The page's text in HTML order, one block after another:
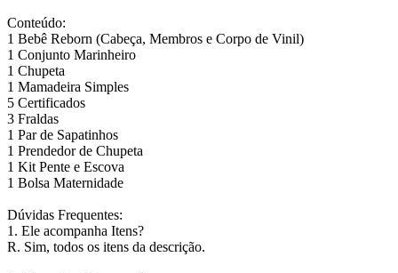
Conteúdo:
1 Bebê Reborn (Cabeça, Membros e Corpo de Vinil)
1 Conjunto Marinheiro
1 Chupeta
1 Mamadeira Simples
5 Certificados
3 Fraldas
1 Par de Sapatinhos
1 Prendedor de Chupeta
1 Kit Pente e Escova
1 Bolsa Maternidade
Dúvidas Frequentes:
1. Ele acompanha Itens?
R. Sim, todos os itens da descrição.